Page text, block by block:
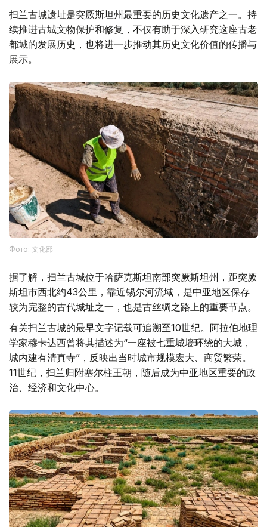
扫兰古城遗址是突厥斯坦州最重要的历史文化遗产之一。持
续推进古城文物保护和修复，不仅有助于深入研究这座古老
都城的发展历史，也将进一步推动其历史文化价值的传播与
展示。
Фото: 文化部
据了解，扫兰古城位于哈萨克斯坦南部突厥斯坦州，距突厥
斯坦市西北约43公里，靠近锡尔河流域，是中亚地区保存
较为完整的古代城址之一，也是古丝绸之路上的重要节点。
有关扫兰古城的最早文字记载可追溯至10世纪。阿拉伯地理
学家穆卡达西曾将其描述为“一座被七重城墙环绕的大城，
城内建有清真寺”，反映出当时城市规模宏大、商贸繁荣。
11世纪，扫兰归附塞尔柱王朝，随后成为中亚地区重要的政
治、经济和文化中心。